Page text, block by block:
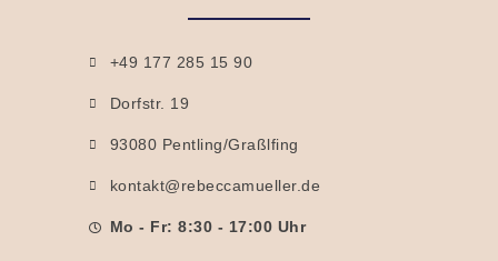
+49 177 285 15 90
Dorfstr. 19
93080 Pentling/Graßlfing
kontakt@rebeccamueller.de
Mo - Fr: 8:30 - 17:00 Uhr